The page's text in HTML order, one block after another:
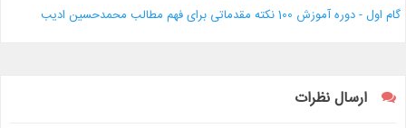
گام اول - دوره آموزش 100 نکته مقدماتی برای فهم مطالب محمدحسین ادیب
ارسال نظرات